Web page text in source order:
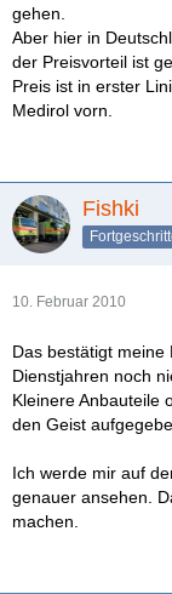
gehen.
Aber hier in
der Preisvorteil ist
Preis ist in erster
Medirol vorn.
Fishki
10. Februar 2010
Das bestätigt meine
Dienstjahren noch
Kleinere Anbauteile
den Geist
Ich werde mir auf
genauer ansehen.
machen.